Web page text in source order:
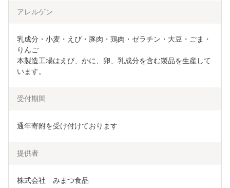
アレルゲン
乳成分・小麦・えび・豚肉・鶏肉・ゼラチン・大豆・ごま・
りんご
本製造工場はえび、かに、卵、乳成分を含む製品を生産して
います。
受付期間
通年寄附を受け付けております
提供者
株式会社　みまつ食品